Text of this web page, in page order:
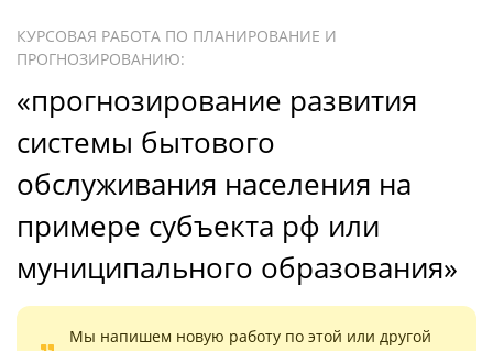
КУРСОВАЯ РАБОТА ПО ПЛАНИРОВАНИЕ И
ПРОГНОЗИРОВАНИЮ:
«прогнозирование развития
системы бытового
обслуживания населения на
примере субъекта рф или
муниципального образования»
Мы напишем новую работу по этой или другой